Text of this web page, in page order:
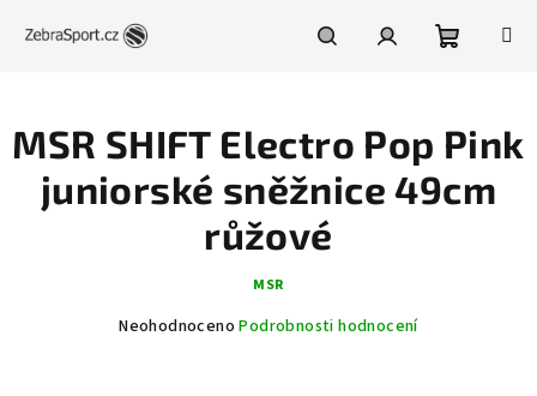
košík
MSR SHIFT Electro Pop Pink
juniorské sněžnice 49cm
růžové
MSR
Průměrné
Neohodnoceno Podrobnosti hodnocení